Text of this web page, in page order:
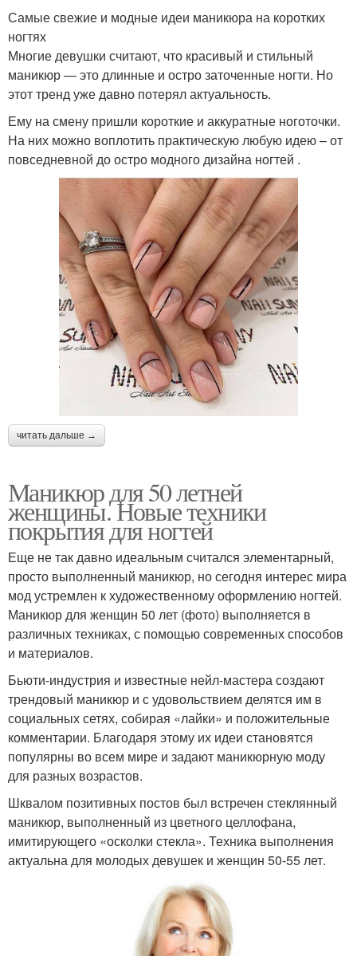
Самые свежие и модные идеи маникюра на коротких
ногтях
Многие девушки считают, что красивый и стильный
маникюр — это длинные и остро заточенные ногти. Но
этот тренд уже давно потерял актуальность.
Ему на смену пришли короткие и аккуратные ноготочки.
На них можно воплотить практическую любую идею – от
повседневной до остро модного дизайна ногтей .
читать дальше →
Маникюр для 50 летней
женщины. Новые техники
покрытия для ногтей
Еще не так давно идеальным считался элементарный,
просто выполненный маникюр, но сегодня интерес мира
мод устремлен к художественному оформлению ногтей.
Маникюр для женщин 50 лет (фото) выполняется в
различных техниках, с помощью современных способов
и материалов.
Бьюти-индустрия и известные нейл-мастера создают
трендовый маникюр и с удовольствием делятся им в
социальных сетях, собирая «лайки» и положительные
комментарии. Благодаря этому их идеи становятся
популярны во всем мире и задают маникюрную моду
для разных возрастов.
Шквалом позитивных постов был встречен стеклянный
маникюр, выполненный из цветного целлофана,
имитирующего «осколки стекла». Техника выполнения
актуальна для молодых девушек и женщин 50-55 лет.